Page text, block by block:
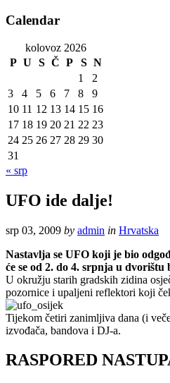
Calendar
kolovoz 2026
P U S Č P S N
1
2
3
4 5 6 7 8
9
10 11 12 13 14 15 16
17 18 19 20 21 22 23
24 25 26 27 28 29 30
31
« srp
UFO ide dalje!
srp 03, 2009 by admin in Hrvatska
Nastavlja se UFO koji je bio
će se od 2. do 4. srpnja u dvorištu
U okružju starih gradskih zidina
pozornice i upaljeni reflektori koji
Tijekom četiri zanimljiva dana (i
izvođača, bandova i DJ-a.
RASPORED